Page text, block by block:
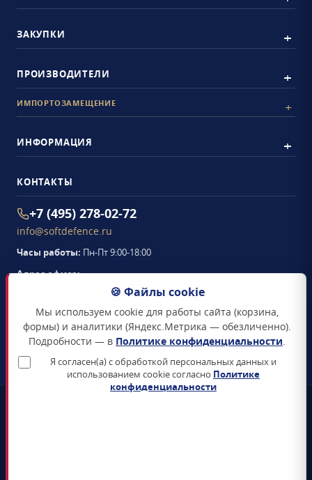
ЗАКУПКИ
ПРОИЗВОДИТЕЛИ
ИМПОРТОЗАМЕЩЕНИЕ
ИНФОРМАЦИЯ
КОНТАКТЫ
+7 (495) 278-02-72
info@softdefence.ru
Часы работы: Пн-Пт 9:00-18:00
Адрес офиса:
Схема проезда →
ЗАКАЗАТЬ ЗВОНОК
🍪 Файлы cookie
Мы используем cookie для работы сайта (корзина,
формы) и аналитики (Яндекс.Метрика — обезличенно).
Подробности — в Политике конфиденциальности.
Я согласен(а) с обработкой персональных данных и
использованием cookie согласно Политике
конфиденциальности